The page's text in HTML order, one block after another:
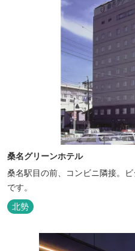
桑名グリーンホテル
桑名駅目の前、コンビニ隣接。
です。
北勢